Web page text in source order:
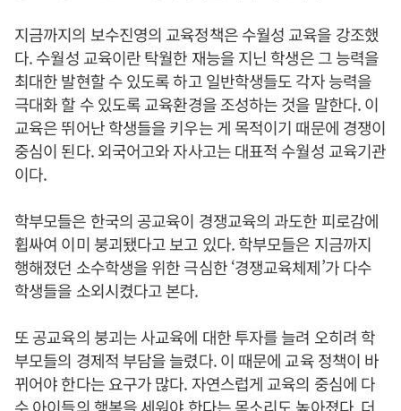
지금까지의 보수진영의 교육정책은 수월성 교육을 강조했
다. 수월성 교육이란 탁월한 재능을 지닌 학생은 그 능력을
최대한 발현할 수 있도록 하고 일반학생들도 각자 능력을
극대화 할 수 있도록 교육환경을 조성하는 것을 말한다. 이
교육은 뛰어난 학생들을 키우는 게 목적이기 때문에 경쟁이
중심이 된다. 외국어고와 자사고는 대표적 수월성 교육기관
이다.
학부모들은 한국의 공교육이 경쟁교육의 과도한 피로감에
휩싸여 이미 붕괴됐다고 보고 있다. 학부모들은 지금까지
행해졌던 소수학생을 위한 극심한 ‘경쟁교육체제’가 다수
학생들을 소외시켰다고 본다.
또 공교육의 붕괴는 사교육에 대한 투자를 늘려 오히려 학
부모들의 경제적 부담을 늘렸다. 이 때문에 교육 정책이 바
뀌어야 한다는 요구가 많다. 자연스럽게 교육의 중심에 다